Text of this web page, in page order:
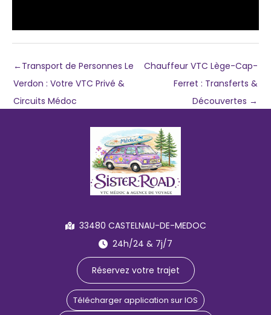
←Transport de Personnes Le
Verdon : Votre VTC Privé &
Circuits Médoc
Chauffeur VTC Lège-Cap-
Ferret : Transferts &
Découvertes →
33480 CASTELNAU-DE-MEDOC
24h/24 & 7j/7
Réservez votre trajet
Télécharger application sur IOS